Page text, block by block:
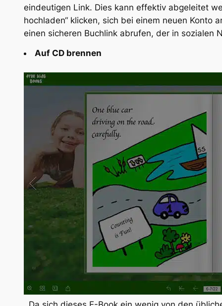
eindeutigen Link. Dies kann effektiv abgeleitet
hochladen“ klicken, sich bei einem neuen Konto
einen sicheren Buchlink abrufen, der in
Auf CD brennen